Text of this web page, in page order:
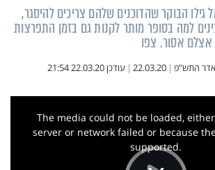
הבוקר שהדוכנים שלהם צריכים להיסגר,
למה בסופר מותר לקנות גם בזמן התפרצות
אצלם אסור. צפו
אדר התש"פ |
22.03.20
| עודכן22.03.20 21:54
This
The media could not be loaded,
server or network failed or because
supported.